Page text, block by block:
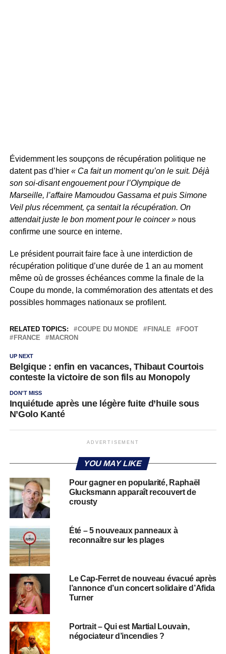
Évidemment les soupçons de récupération politique ne
datent pas d’hier « Ca fait un moment qu’on le suit. Déjà
son soi-disant engouement pour l’Olympique de
Marseille, l’affaire Mamoudou Gassama et puis Simone
Veil plus récemment, ça sentait la récupération. On
attendait juste le bon moment pour le coincer »nous
confirme une source en interne.
Le président pourrait faire face à une interdiction de
récupération politique d’une durée de 1 an au moment
même où de grosses échéances comme la finale de la
Coupe du monde, la commémoration des attentats et des
possibles hommages nationaux se profilent.
RELATED TOPICS: COUPE DU MONDE FINALE
FOOT
FRANCE
MACRON
UP NEXT
Belgique : enfin en vacances, Thibaut Courtois
conteste la victoire de son fils au Monopoly
DON'T MISS
Inquiétude après une légère fuite d’huile sous
N’Golo Kanté
ADVERTISEMENT
YOU MAY LIKE
Pour gagner en popularité, Raphaël
Glucksmann apparaît recouvert de
crousty
Été – 5 nouveaux panneaux à
reconnaître sur les plages
Le Cap-Ferret de nouveau évacué après
l’annonce d’un concert solidaire d’Afida
Turner
Portrait – Qui est Martial Louvain,
négociateur d’incendies ?